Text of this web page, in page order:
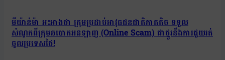
មីយ៉ាន់ម៉ា អះអាងថា ក្រុមប្រដាប់អាវុធជនជាតិភាគតិច ទទួល
សំណូកពីក្រុមឆបោកអនឡាញ (Online Scam) ជាថ្នូរនឹងការជួយរត់
ចូលប្រទេសថៃ!